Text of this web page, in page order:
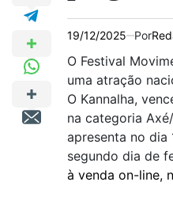
19/12/2025 Por
O Festival
uma atração
O Kannalha,
na categoria
apresenta no dia
segundo dia de
à venda on-line,